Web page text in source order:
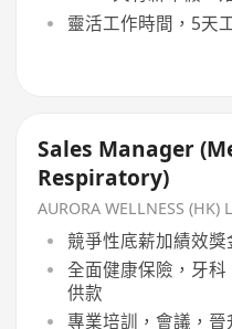
靈活工作時間，5天
Sales Manager
Respiratory)
AURORA WELLNESS (HK)
競爭性底薪加績效
全面健康保險，牙
供款
專業培訓，會議，晉